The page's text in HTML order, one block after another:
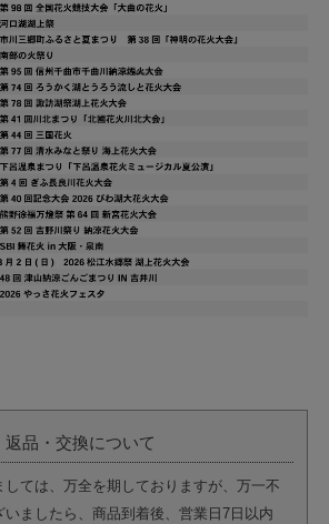
返品・交換について
ては、万全を期しておりますが、万一不
いましたら、商品到着後、営業日7日以内